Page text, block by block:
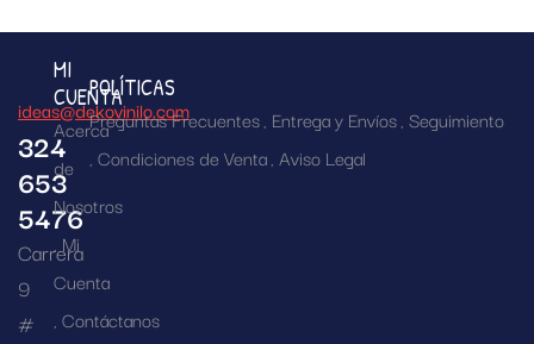
ideas@dekovinilo.com
324
653
5476
Carrera
9
#
MI
CUENTA
Acerca
de
Nosotros
Mi
Cuenta
Contáctanos
POLÍTICAS
Preguntas Frecuentes Entrega y Envíos Seguimiento
Condiciones de Venta Aviso Legal